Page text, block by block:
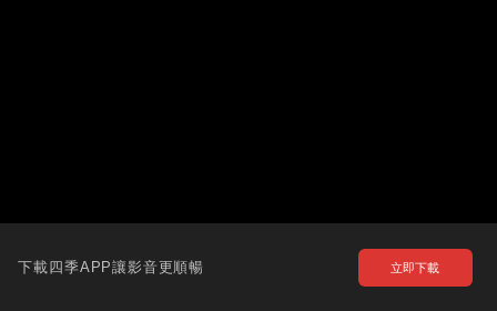
下載四季APP讓影音更順暢 立即下載